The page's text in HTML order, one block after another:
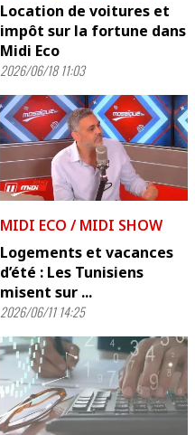
Location de voitures et
impôt sur la fortune dans
Midi Eco
2026/06/18 11:03
MIDI ECO / MIDI SHOW
Logements et vacances
d’été : Les Tunisiens
misent sur ...
2026/06/11 14:25